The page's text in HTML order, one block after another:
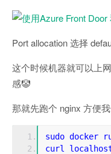
Port allocation 选择
这个时候机器就可以上
感🤡
那就先跑个 nginx 方便
sudo docker
curl